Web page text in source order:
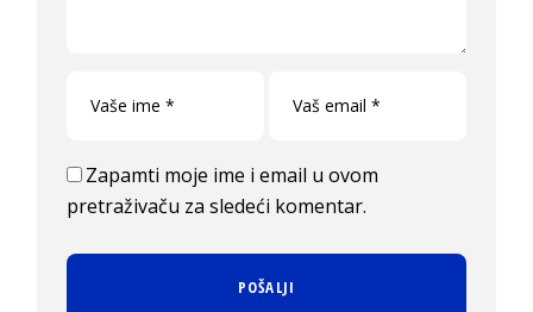
Zapamti moje ime i email u ovom
pretraživaču za sledeći komentar.